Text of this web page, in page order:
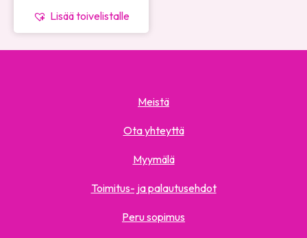
Lisää toivelistalle
Meistä
Ota yhteyttä
Myymälä
Toimitus- ja palautusehdot
Peru sopimus